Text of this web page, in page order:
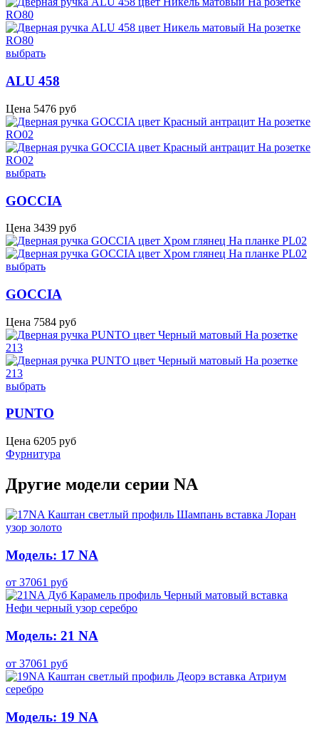
выбрать
ALU 458
Цена 5476 руб
выбрать
GOCCIA
Цена 3439 руб
выбрать
GOCCIA
Цена 7584 руб
выбрать
PUNTO
Цена 6205 руб
Фурнитура
Другие модели серии NA
Модель: 17 NA
от 37061 руб
Модель: 21 NA
от 37061 руб
Модель: 19 NA